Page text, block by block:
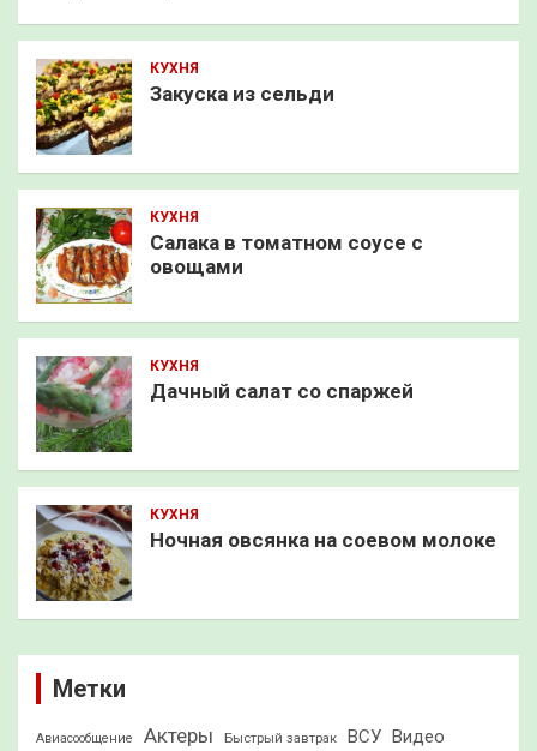
КУХНЯ
Закуска из сельди
КУХНЯ
Салака в томатном соусе с
овощами
КУХНЯ
Дачный салат со спаржей
КУХНЯ
Ночная овсянка на соевом молоке
Метки
Авиасообщение Актеры Быстрый завтрак ВСУ Видео